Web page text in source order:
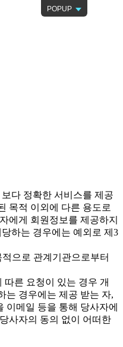
POPUP
다 정확한 서비스를 제공
목적 이외에 다른 용도로
에게 회원정보를 제공하지
하는 경우에는 예외로 제3
으로 관계기관으로부터
따른 요청이 있는 경우 개
는 경우에는 제공 받는 자,
이메일 등을 통해 당사자에
사자의 동의 없이 어떠한